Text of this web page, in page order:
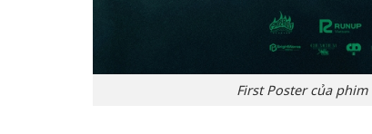
First Poster của